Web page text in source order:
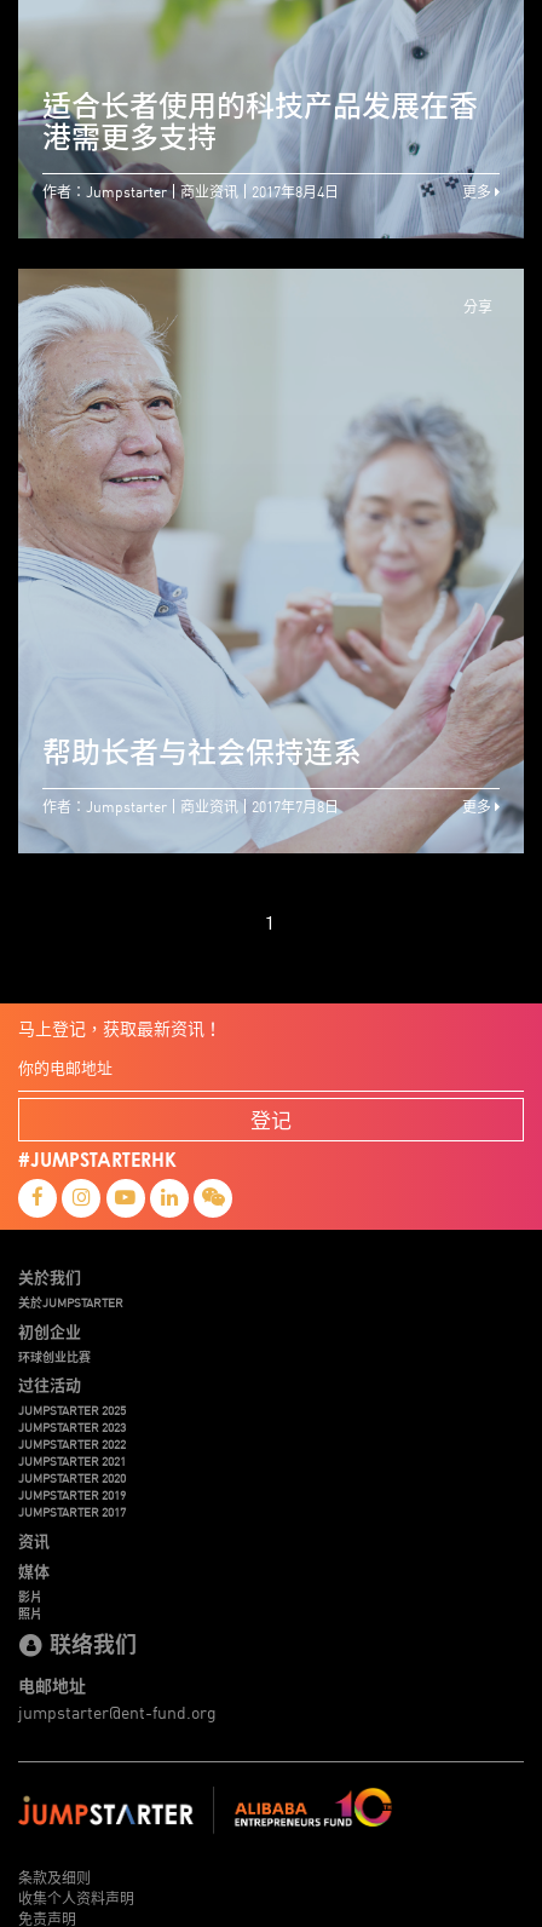
适合长者使用的科技产品发展在香
港需更多支持
作者：Jumpstarter 商业资讯 2017年8月4日 更多
分享
帮助长者与社会保持连系
作者：Jumpstarter 商业资讯 2017年7月8日 更多
1
马上登记，获取最新资讯！
登记
#JUMPSTARTERHK
关於我们
关於JUMPSTARTER
初创企业
环球创业比赛
过往活动
JUMPSTARTER 2025
JUMPSTARTER 2023
JUMPSTARTER 2022
JUMPSTARTER 2021
JUMPSTARTER 2020
JUMPSTARTER 2019
JUMPSTARTER 2017
资讯
媒体
影片
照片
联络我们
电邮地址
jumpstarter@ent-fund.org
条款及细则
收集个人资料声明
免责声明